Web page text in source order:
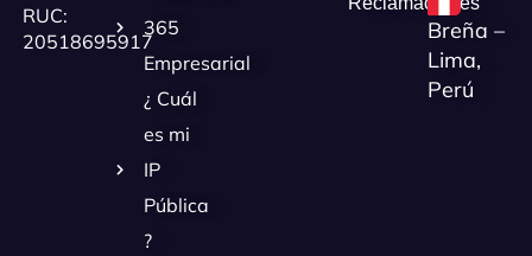
RUC:
20518695917
365
Empresarial
¿ Cuál
es mi
IP
Pública
?
Breña –
Lima,
Perú